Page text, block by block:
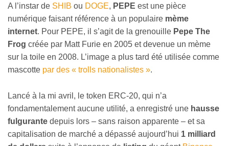
A l’instar de SHIB ou DOGE, PEPE est une pièce
numérique faisant référence à un populaire mème
internet. Pour PEPE, il s’agit de la grenouille Pepe The
Frog créée par Matt Furie en 2005 et devenue un mème
sur la toile en 2008. L’image a plus tard été utilisée comme
mascotte par des « trolls nationalistes ».
Lancé à la mi avril, le token ERC-20, qui n’a
fondamentalement aucune utilité, a enregistré une hausse
fulgurante depuis lors – sans raison apparente – et sa
capitalisation de marché a dépassé aujourd’hui 1 milliard